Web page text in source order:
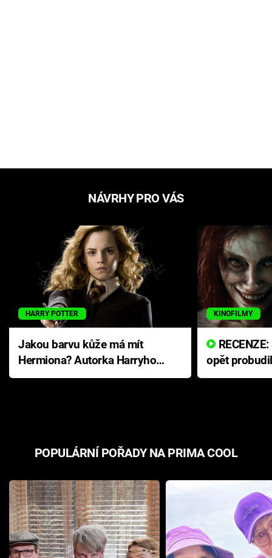
NÁVRHY PRO VÁS
HARRY POTTER
Jakou barvu kůže má mít
Hermiona? Autorka Harryho
Pottera přišla s ráznou
KINOFILMY
opět
přichází s
POPULÁRNÍ POŘADY NA PRIMA COOL